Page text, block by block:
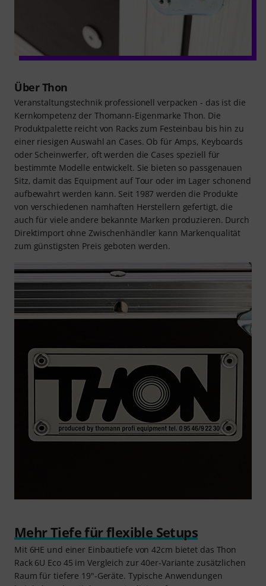
Über Thon
Veranstaltungstechnik professionell verpacken - das ist die
Kernkompetenz der Thomann-Eigenmarke Thon. Die
Produktpalette reicht von Racks zum Festeinbau bis hin zu
einer riesigen Auswahl an Cases. Ob für Amps, Keyboards
oder Scheinwerfer, oft werden die Cases speziell für
bestimmte Modelle entwickelt. Sie bieten so passgenauen
Sitz, damit das Equipment auf Tour oder im Lager schonend
aufbewahrt werden kann. Seit 1987 werden die Produkte
von verschiedenen namhaften Herstellern gefertigt, die
auch für viele andere bekannte Marken produzieren. Durch
Direktimport ohne Zwischenhändler kann Markenqualität
zum günstigsten Preis geboten werden.
Mehr Tiefe für flexible Setups
Mit 6HE und einer Einbautiefe von 42cm bietet das Thon
Rack 6U Eco 45 im Vergleich zur 40er-Variante zusätzlichen
Raum für tiefere 19"-Geräte. Typische Anwendungen